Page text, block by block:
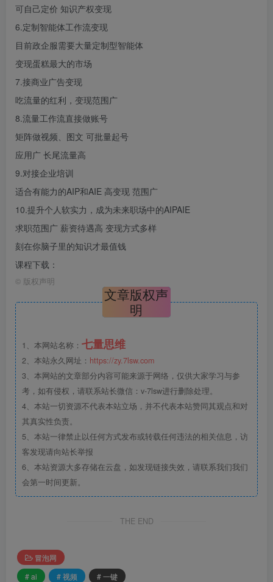
可自己定价 知识产权变现
6.定制智能体工作流变现
目前政企服需要大量定制型智能体
变现蛋糕最大的市场
7.接商业广告变现
吃流量的红利，变现范围广
8.流量工作流直接做账号
矩阵做视频、图文 可批量起号
应用广 长尾流量高
9.对接企业培训
适合有能力的AIP和AIE 高变现 范围广
10.提升个人软实力，成为未来职场中的AIPAIE
求职范围广 薪资待遇高 变现方式多样
刻在你脑子里的知识才最值钱
课程下载：
© 版权声明
文章版权声
明
1、本网站名称： 七量思维
2、本站永久网址： https://zy.7lsw.com
3、本网站的文章部分内容可能来源于网络，仅供大家学习与参
考，如有侵权，请联系站长微信：v-7lsw进行删除处理。
4、本站一切资源不代表本站立场，并不代表本站赞同其观点和对
其真实性负责。
5、本站一律禁止以任何方式发布或转载任何违法的相关信息，访
客发现请向站长举报
6、本站资源大多存储在云盘，如发现链接失效，请联系我们我们
会第一时间更新。
THE END
冒泡网
# ai
# 视频 # 一键